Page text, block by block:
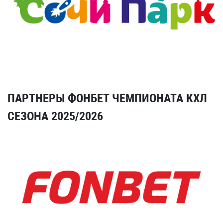
ПАРТНЕРЫ ФОНБЕТ ЧЕМПИОНАТА КХЛ
СЕЗОНА 2025/2026